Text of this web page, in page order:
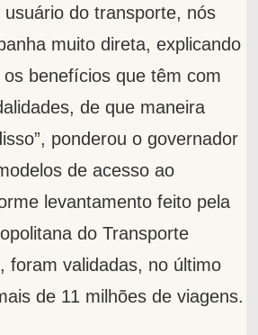
do transporte, nós
muito direta, explicando
benefícios que têm com
de que maneira
ponderou o governador
de acesso ao
levantamento feito pela
do Transporte
foram validadas, no último
de 11 milhões de viagens.